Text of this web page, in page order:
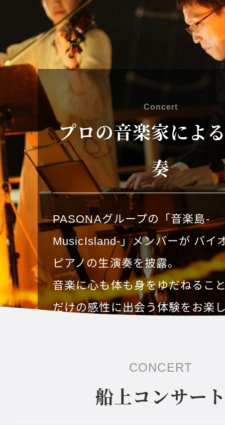
Concert
プロの音楽家によ
奏
PASONAグループの「音楽島-
MusicIsland-」メンバーが バイ
ピアノの生演奏を披露。
音楽に心も体も身をゆだねるこ
だけの感性に出会う体験をお楽
CONCERT
船上コンサー